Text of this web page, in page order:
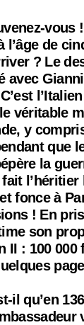
l’âge de
? Le
avec
véritable
y
que
la
fait
fonce à
! En
son
II : 100
il qu’en